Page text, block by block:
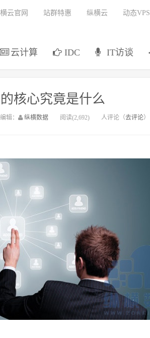
云计算 IDC IT访谈
云官网 站群特惠 纵横云 动态VPS
核心究竟是什么
编辑： 纵横数据 阅读(2,692) 人评论（去评论）